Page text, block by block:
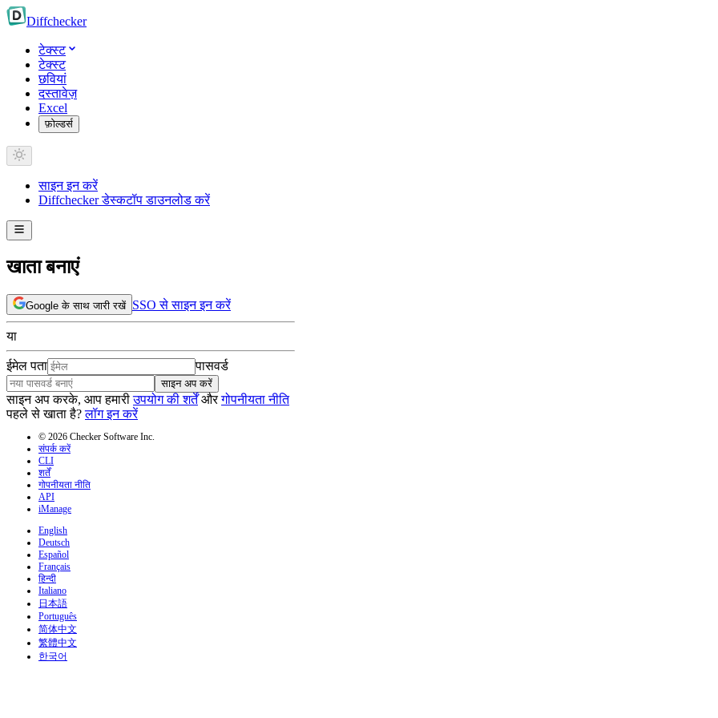
Diffchecker
टेक्स्ट
टेक्स्ट
छवियां
दस्तावेज़
Excel
फ़ोल्डर्स
साइन इन करें
Diffchecker डेस्कटॉप डाउनलोड करें
खाता बनाएं
Google के साथ जारी रखें SSO से साइन इन करें
या
ईमेल पता पासवर्ड
साइन अप करें
साइन अप करके, आप हमारी उपयोग की शर्तें और गोपनीयता नीति
पहले से खाता है? लॉग इन करें
© 2026 Checker Software Inc.
संपर्क करें
CLI
शर्तें
गोपनीयता नीति
API
iManage
English
Deutsch
Español
Français
हिन्दी
Italiano
日本語
Português
简体中文
繁體中文
한국어